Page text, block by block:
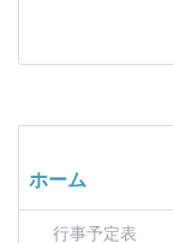
ホーム
行事予定表